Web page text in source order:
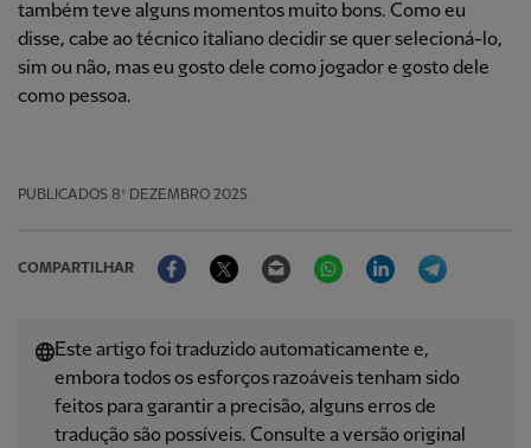
também teve alguns momentos muito bons. Como eu
disse, cabe ao técnico italiano decidir se quer selecioná-lo,
sim ou não, mas eu gosto dele como jogador e gosto dele
como pessoa.
PUBLICADOS 8º DEZEMBRO 2025
COMPARTILHAR
FacebookTwitter Email WhatsAppLinkedIn
Este artigo foi traduzido automaticamente e,
embora todos os esforços razoáveis ​​tenham sido
feitos para garantir a precisão, alguns erros de
tradução são possíveis. Consulte a versão original